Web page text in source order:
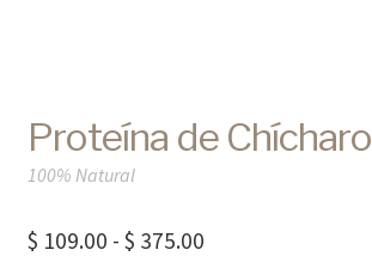
Blog
Proteína de Chícharo
100% Natural
$ 109.00 - $ 375.00Rango